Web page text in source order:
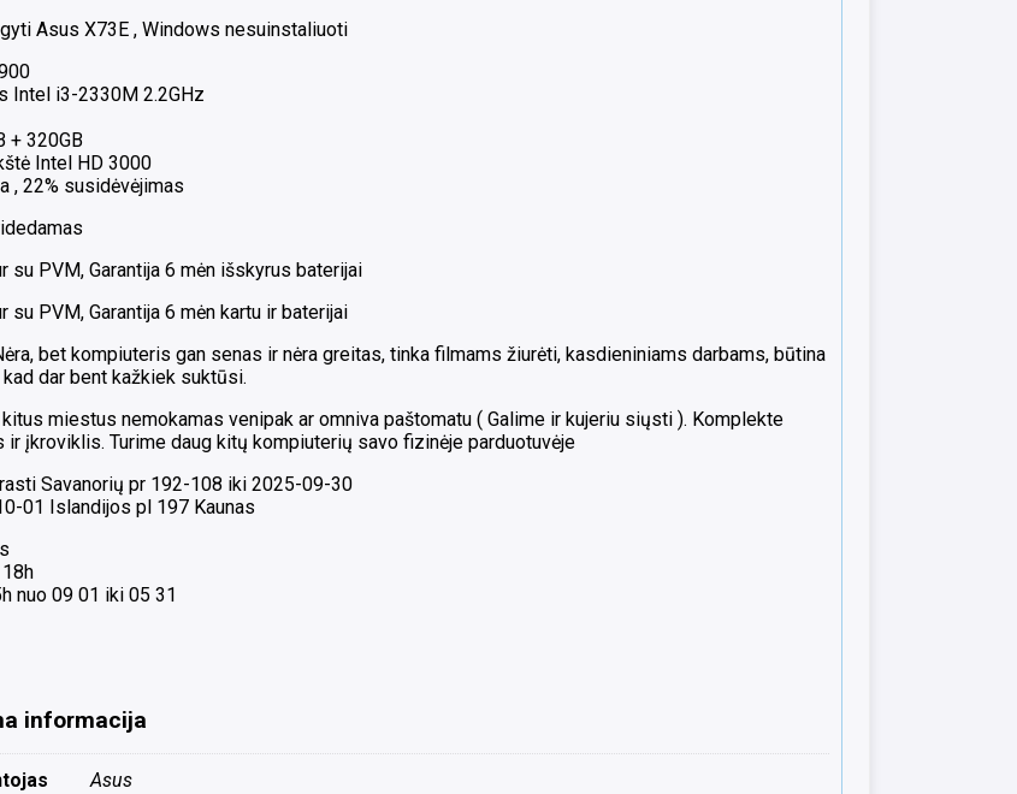
Asus X73E , Windows nesuinstaliuoti
Intel i3-2330M 2.2GHz
+ 320GB
Intel HD 3000
, 22% susidėvėjimas
su PVM, Garantija 6 mėn išskyrus baterijai
su PVM, Garantija 6 mėn kartu ir baterijai
bet kompiuteris gan senas ir nėra greitas, tinka filmams žiurėti, kasdieniniams darbams, būtina
dar bent kažkiek suktūsi.
miestus nemokamas venipak ar omniva paštomatu ( Galime ir kujeriu siųsti ). Komplekte
ir įkroviklis. Turime daug kitų kompiuterių savo fizinėje parduotuvėje
Savanorių pr 192-108 iki 2025-09-30
01 Islandijos pl 197 Kaunas
nuo 09 01 iki 05 31
informacija
Asus